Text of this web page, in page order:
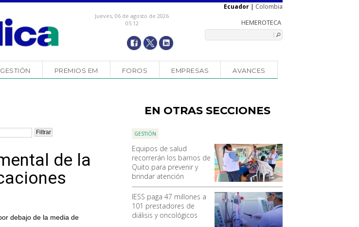
Jueves, 06 de agosto de 2026
05:12
Ecuador | Colombia
GESTIÓN PREMIOS EM FOROS EMPRESAS AVANCES
EN OTRAS SECCIONES
GESTIÓN
Equipos de salud
recorrerán los barrios de
Quito para prevenir y
brindar atención
IESS paga 47 millones a
101 prestadores de
diálisis y oncológicos
de la
debajo de la media de